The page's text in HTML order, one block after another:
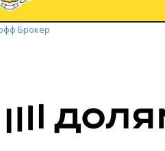
Брокер